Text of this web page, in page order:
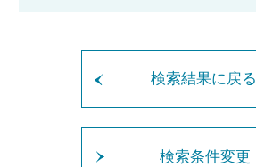
検索結果に戻る
検索条件変更